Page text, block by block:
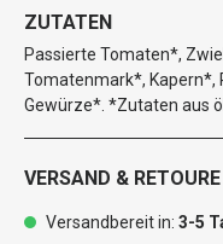
ZUTATEN
Passierte Tomaten*,
Tomatenmark*, Kapern*,
Gewürze*. *Zutaten aus
VERSAND & RETOURE
Versandbereit in: 3-5